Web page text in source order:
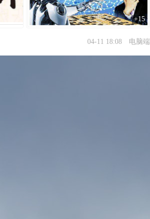
+15
04-11 18:08 电脑端